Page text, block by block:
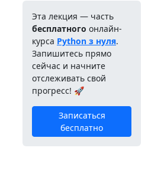
Эта лекция — часть
бесплатного онлайн-
курса Python з нуля.
Запишитесь прямо
сейчас и начните
отслеживать свой
прогресс! 🚀
Записаться
бесплатно